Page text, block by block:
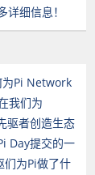
细信息！
为Pi Network
我们为
驱者创造生态
Day提交的一
们为Pi做了什